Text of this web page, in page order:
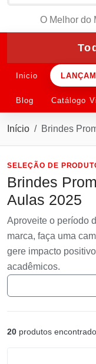
O Melhor do
Inicio
Blog Catálogo
Início Brindes
SELEÇÃO DE
Brindes
Aulas 2025
Aproveite o período
marca, faça uma
gere impacto
acadêmicos.
20 produtos